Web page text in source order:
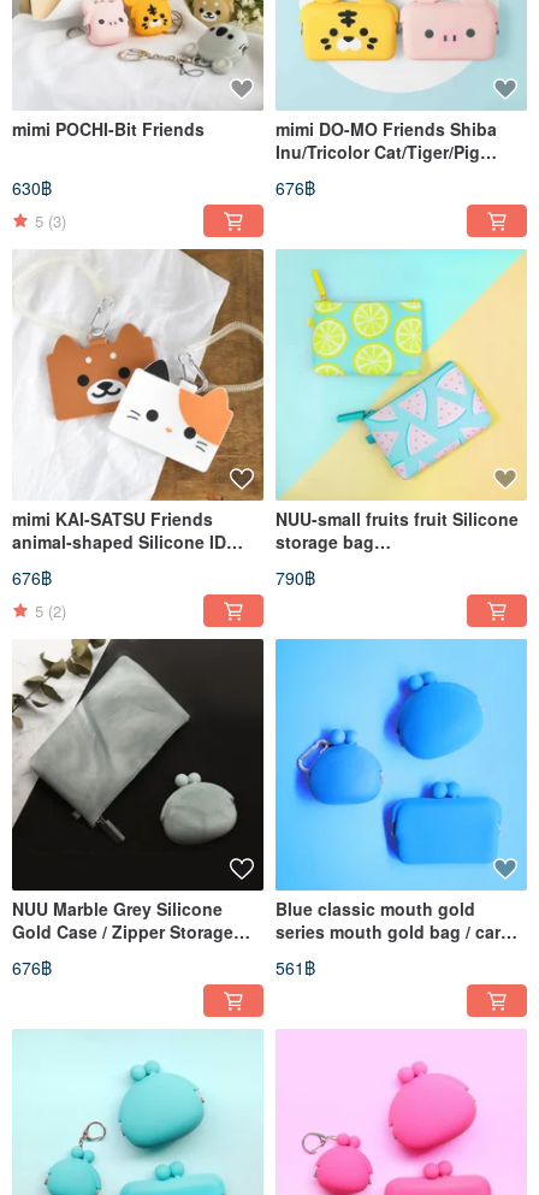
mimi POCHI-Bit Friends
630฿
5 (3)
mimi DO-MO Friends Shiba
Inu/Tricolor Cat/Tiger/Pig
Silicone Gold Card Holder
Storage Bag
676฿
mimi KAI-SATSU Friends
animal-shaped Silicone ID
holder tricolor cat/shiba inu
676฿
5 (2)
NUU-small fruits fruit Silicone
storage bag
watermelon/lemon
790฿
NUU Marble Grey Silicone
Gold Case / Zipper Storage
676฿
Blue classic mouth gold
series mouth gold bag / card
holder bag / lanyard coin
purse / three selections and
561฿